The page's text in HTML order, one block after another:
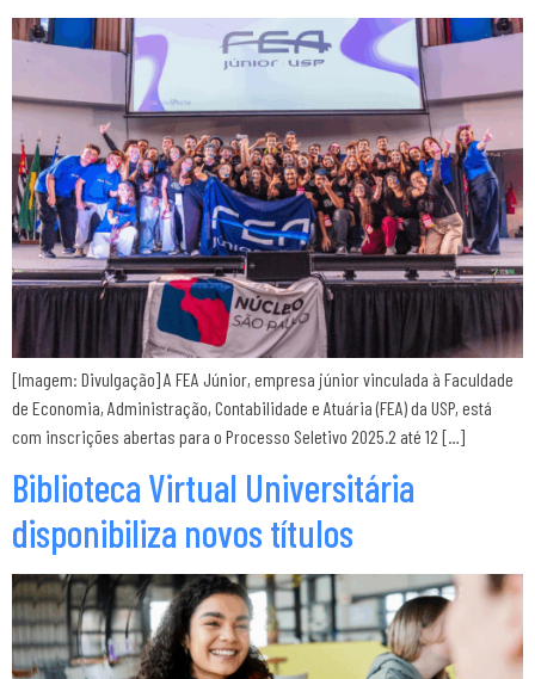
[Imagem: Divulgação] A FEA Júnior, empresa júnior vinculada à Faculdade
de Economia, Administração, Contabilidade e Atuária (FEA) da USP, está
com inscrições abertas para o Processo Seletivo 2025.2 até 12 […]
Biblioteca Virtual Universitária
disponibiliza novos títulos